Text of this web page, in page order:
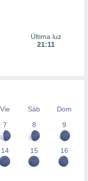
Última luz
21:11
Vie Sáb
Dom
7
8 9
14 15 16